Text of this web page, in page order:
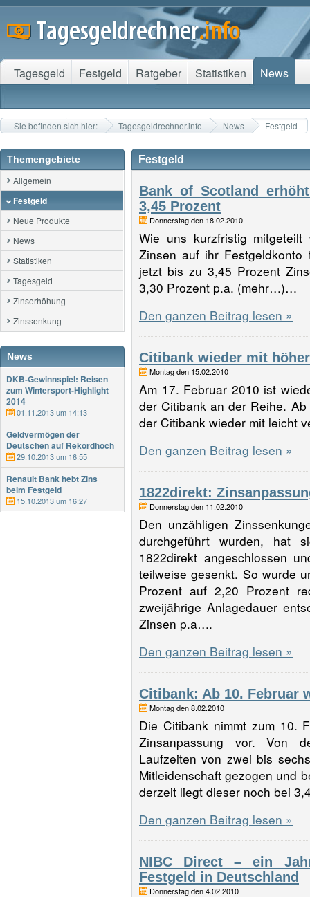
Sie befinden sich hier: Tagesgeldrechner.info News Festgeld
Themengebiete
Allgemein
Festgeld
Neue Produkte
News
Statistiken
Tagesgeld
Zinserhöhung
Zinssenkung
News
DKB-Gewinnspiel: Reisen
zum Wintersport-Highlight
2014
01.11.2013 um 14:13
Geldvermögen der
Deutschen auf Rekordhoch
29.10.2013 um 16:55
Renault Bank hebt Zins
beim Festgeld
15.10.2013 um 16:27
Festgeld
Bank of Scotland
3,45 Prozent
Donnerstag den 18.02.2010
Wie uns kurzfristig
Zinsen auf ihr
jetzt bis zu 3,45 Prozent
3,30 Prozent p.a. (mehr…)…
Den ganzen Beitrag lesen »
Citibank wieder mit
Montag den 15.02.2010
Am 17. Februar 2010 ist
der Citibank an der Reihe.
der Citibank wieder mit leicht
Den ganzen Beitrag lesen »
1822direkt:
Donnerstag den 11.02.2010
Den unzähligen
durchgeführt wurden, hat
1822direkt angeschlossen
teilweise gesenkt. So wurde
Prozent auf 2,20 Prozent
zweijährige Anlagedauer
Zinsen p.a….
Den ganzen Beitrag lesen »
Citibank: Ab 10. Februar
Montag den 8.02.2010
Die Citibank nimmt zum 10.
Zinsanpassung vor. Von
Laufzeiten von zwei bis
Mitleidenschaft gezogen und
derzeit liegt dieser noch bei
Den ganzen Beitrag lesen »
NIBC Direct – ein
Festgeld in Deutschland
Donnerstag den 4.02.2010
Tagesgeld Festgeld Ratgeber Statistiken News